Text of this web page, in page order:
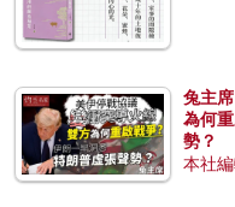
兔主
為何
勢？
本社